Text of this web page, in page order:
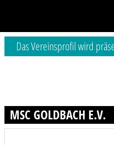
Das Vereinsprofil wird
MSC GOLDBACH E.V.